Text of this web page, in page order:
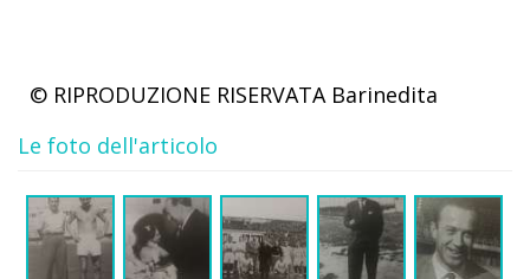
© RIPRODUZIONE RISERVATA Barinedita
Le foto dell'articolo